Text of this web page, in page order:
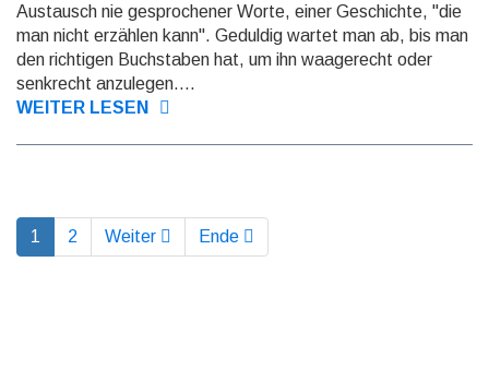
Austausch nie gesprochener Worte, einer Geschichte, "die
man nicht erzählen kann". Geduldig wartet man ab, bis man
den richtigen Buchstaben hat, um ihn waagerecht oder
senkrecht anzulegen....
WEITER LESEN
1 2 Weiter Ende